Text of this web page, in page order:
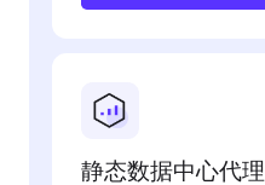
静态数据中心代理